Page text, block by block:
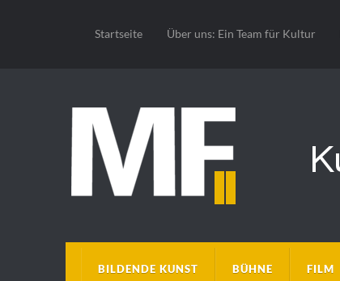
Startseite Über uns: Ein Team für Kultur
BILDENDE KUNST BÜHNE FILM